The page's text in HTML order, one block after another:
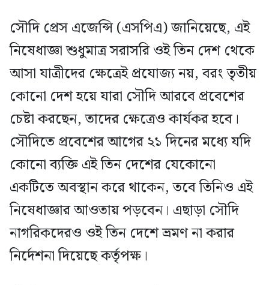
সৌদি প্রেস এজেন্সি (এসপিএ) জানিয়েছে, এই
নিষেধাজ্ঞা শুধুমাত্র সরাসরি ওই তিন দেশ থেকে
আসা যাত্রীদের ক্ষেত্রেই প্রযোজ্য নয়, বরং তৃতীয়
কোনো দেশ হয়ে যারা সৌদি আরবে প্রবেশের
চেষ্টা করছেন, তাদের ক্ষেত্রেও কার্যকর হবে।
সৌদিতে প্রবেশের আগের ২১ দিনের মধ্যে যদি
কোনো ব্যক্তি এই তিন দেশের যেকোনো
একটিতে অবস্থান করে থাকেন, তবে তিনিও এই
নিষেধাজ্ঞার আওতায় পড়বেন। এছাড়া সৌদি
নাগরিকদেরও ওই তিন দেশে ভ্রমণ না করার
নির্দেশনা দিয়েছে কর্তৃপক্ষ।